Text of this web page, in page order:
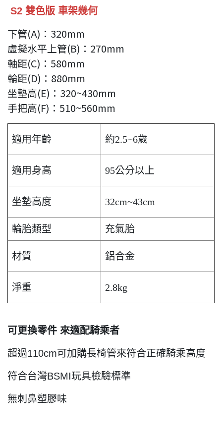
S2 雙色版 車架幾何
下管(A)：320mm
虛擬水平上管(B)：270mm
軸距(C)：580mm
輪距(D)：880mm
坐墊高(E)：320~430mm
手把高(F)：510~560mm
適用年齡 約2.5~6歲
適用身高 95公分以上
坐墊高度 32cm~43cm
輪胎類型 充氣胎
材質 鋁合金
淨重 2.8kg
可更換零件 來適配騎乘者
超過110cm可加購長椅管來符合正確騎乘高度
符合台灣BSMI玩具檢驗標準
無刺鼻塑膠味